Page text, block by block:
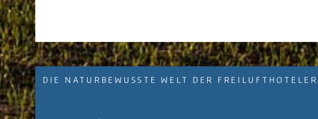
DIE NATURBEWUSSTE WELT DER